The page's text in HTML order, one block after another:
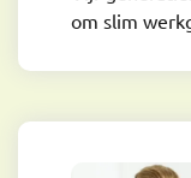
om slim